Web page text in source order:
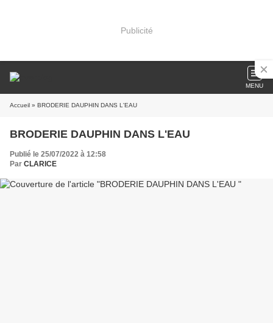
Publicité
MENU
Accueil » BRODERIE DAUPHIN DANS L'EAU
BRODERIE DAUPHIN DANS L'EAU
Publié le 25/07/2022 à 12:58
Par CLARICE